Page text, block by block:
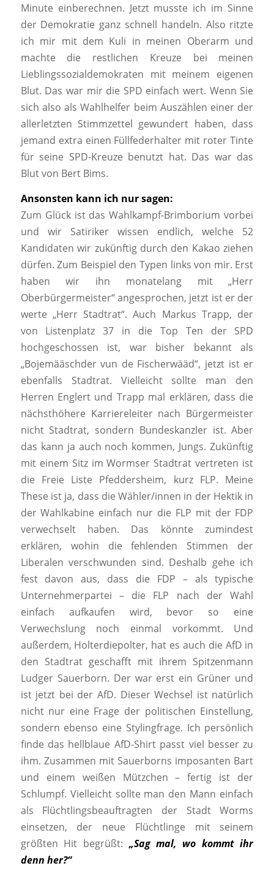
Minute einberechnen. Jetzt musste ich im Sinne
der Demokratie ganz schnell handeln. Also ritzte
ich mir mit dem Kuli in meinen Oberarm und
machte die restlichen Kreuze bei meinen
Lieblingssozialdemokraten mit meinem eigenen
Blut. Das war mir die SPD einfach wert. Wenn Sie
sich also als Wahlhelfer beim Auszählen einer der
allerletzten Stimmzettel gewundert haben, dass
jemand extra einen Füllfederhalter mit roter Tinte
für seine SPD-Kreuze benutzt hat. Das war das
Blut von Bert Bims.
Ansonsten kann ich nur sagen:
Zum Glück ist das Wahlkampf-Brimborium vorbei
und wir Satiriker wissen endlich, welche 52
Kandidaten wir zukünftig durch den Kakao ziehen
dürfen. Zum Beispiel den Typen links von mir. Erst
haben wir ihn monatelang mit „Herr
Oberbürgermeister“ angesprochen, jetzt ist er der
werte „Herr Stadtrat“. Auch Markus Trapp, der
von Listenplatz 37 in die Top Ten der SPD
hochgeschossen ist, war bisher bekannt als
„Bojemääschder vun de Fischerwääd“, jetzt ist er
ebenfalls Stadtrat. Vielleicht sollte man den
Herren Englert und Trapp mal erklären, dass die
nächsthöhere Karriereleiter nach Bürgermeister
nicht Stadtrat, sondern Bundeskanzler ist. Aber
das kann ja auch noch kommen, Jungs. Zukünftig
mit einem Sitz im Wormser Stadtrat vertreten ist
die Freie Liste Pfeddersheim, kurz FLP. Meine
These ist ja, dass die Wähler/innen in der Hektik in
der Wahlkabine einfach nur die FLP mit der FDP
verwechselt haben. Das könnte zumindest
erklären, wohin die fehlenden Stimmen der
Liberalen verschwunden sind. Deshalb gehe ich
fest davon aus, dass die FDP – als typische
Unternehmerpartei – die FLP nach der Wahl
einfach aufkaufen wird, bevor so eine
Verwechslung noch einmal vorkommt. Und
außerdem, Holterdiepolter, hat es auch die AfD in
den Stadtrat geschafft mit ihrem Spitzenmann
Ludger Sauerborn. Der war erst ein Grüner und
ist jetzt bei der AfD. Dieser Wechsel ist natürlich
nicht nur eine Frage der politischen Einstellung,
sondern ebenso eine Stylingfrage. Ich persönlich
finde das hellblaue AfD-Shirt passt viel besser zu
ihm. Zusammen mit Sauerborns imposanten Bart
und einem weißen Mützchen – fertig ist der
Schlumpf. Vielleicht sollte man den Mann einfach
als Flüchtlingsbeauftragten der Stadt Worms
einsetzen, der neue Flüchtlinge mit seinem
größten Hit begrüßt: „Sag mal, wo kommt ihr
denn her?“